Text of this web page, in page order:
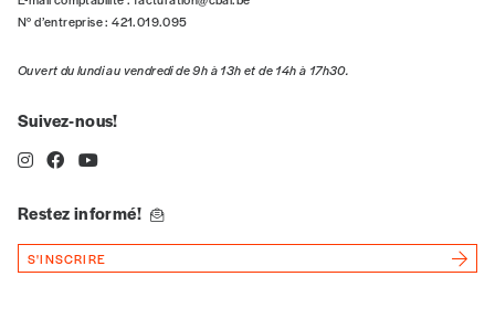
N° d’entreprise : 421.019.095
Ouvert du lundi au vendredi de 9h à 13h et de 14h à 17h30.
Suivez-nous!
Restez informé!
S'INSCRIRE